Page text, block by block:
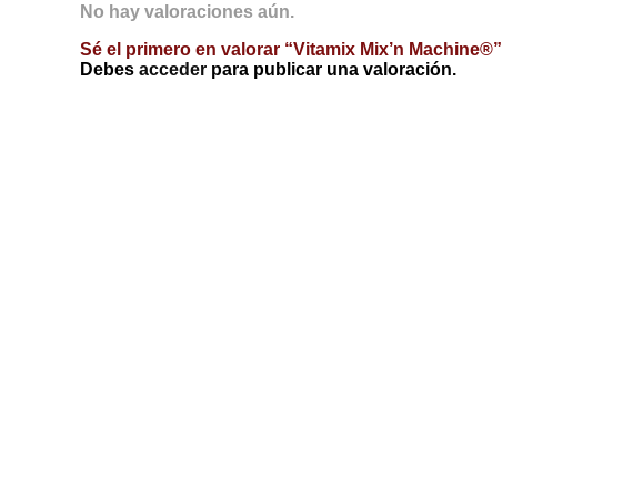
No hay valoraciones aún.
Sé el primero en valorar “Vitamix Mix’n Machine®”
Debes acceder para publicar una valoración.